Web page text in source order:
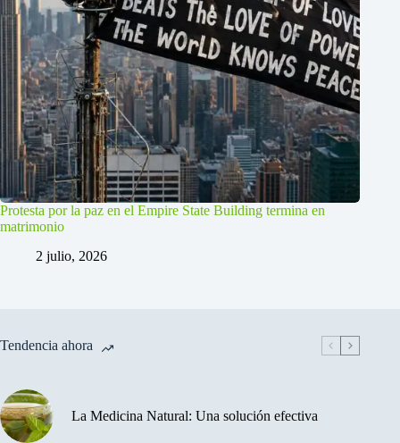
Protesta por la paz en el Empire State Building termina en
matrimonio
2 julio, 2026
Tendencia ahora
La Medicina Natural: Una solución efectiva